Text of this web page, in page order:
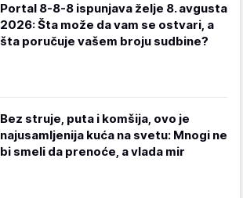
Portal 8-8-8 ispunjava želje 8. avgusta
2026: Šta može da vam se ostvari, a
šta poručuje vašem broju sudbine?
Bez struje, puta i komšija, ovo je
najusamljenija kuća na svetu: Mnogi ne
bi smeli da prenoće, a vlada mir